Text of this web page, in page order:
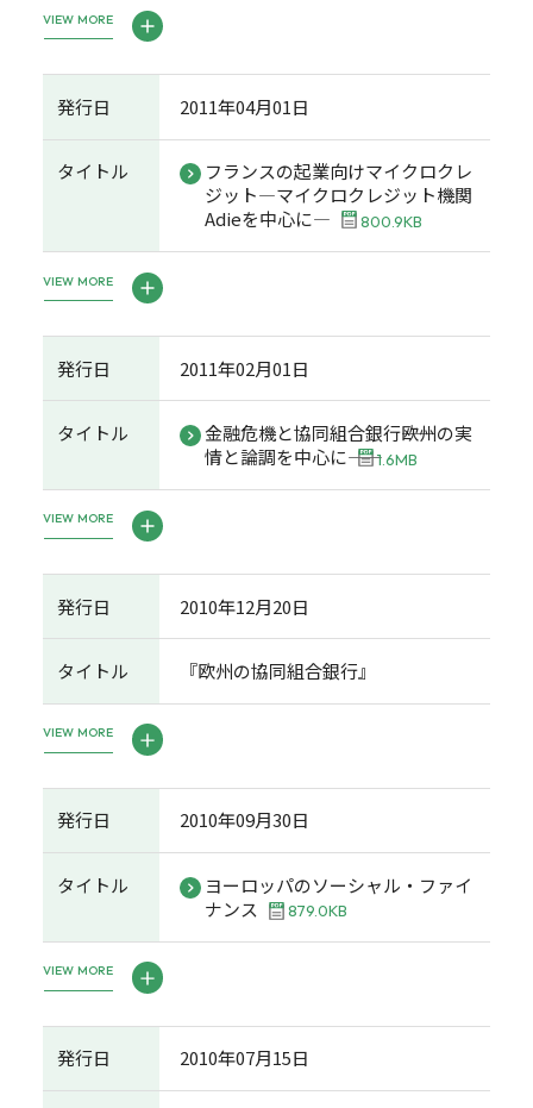
VIEW MORE
発行日 2011年04月01日
タイトル
フランスの起業向けマイクロクレ
ジット―マイクロクレジット機関
Adieを中心に―
800.9KB
VIEW MORE
発行日 2011年02月01日
タイトル
金融危機と協同組合銀行――欧州の実
情と論調を中心に――
1.6MB
VIEW MORE
発行日 2010年12月20日
タイトル 『欧州の協同組合銀行』
VIEW MORE
発行日 2010年09月30日
タイトル
ヨーロッパのソーシャル・ファイ
ナンス
879.0KB
VIEW MORE
発行日 2010年07月15日